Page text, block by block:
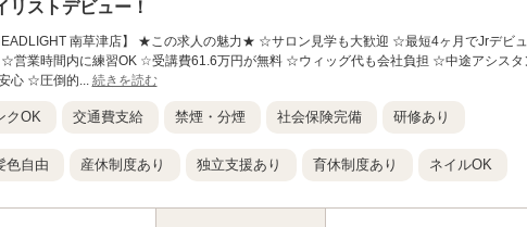
ストデビュー！
南草津店】 ★この求人の魅力★ ☆サロン見学も大歓迎 ☆最短4ヶ月でJrデビュ
営業時間内に練習OK ☆受講費61.6万円が無料 ☆ウィッグ代も会社負担 ☆中途アシスタ
心 ☆圧倒的... 続きを読む
クOK 交通費支給 禁煙・分煙 社会保険完備 研修あり
色自由 産休制度あり 独立支援あり 育休制度あり ネイルOK